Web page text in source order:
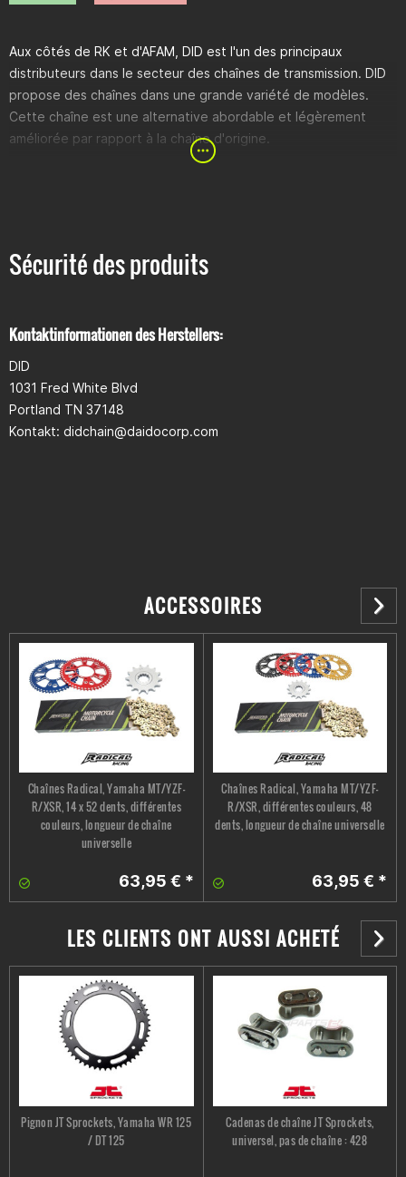
Aux côtés de RK et d'AFAM, DID est l'un des principaux
distributeurs dans le secteur des chaînes de transmission. DID
propose des chaînes dans une grande variété de modèles.
Cette chaîne est une alternative abordable et légèrement
améliorée par rapport à la chaîne d'origine.
Autonomie: 100 km de plus que la chaîne standard (selon
DID)
Longueurs disponibles (maillons)
132
134
138
Sécurité des produits
Kontaktinformationen des Herstellers:
DID
1031 Fred White Blvd
Portland TN 37148
Kontakt: didchain@daidocorp.com
ACCESSOIRES
Chaînes Radical, Yamaha MT/YZF-
R/XSR, 14 x 52 dents, différentes
couleurs, longueur de chaîne
universelle
63,95 € *
Chaînes Radical, Yamaha MT/YZF-
R/XSR, différentes couleurs, 48
dents, longueur de chaîne universelle
63,95 € *
LES CLIENTS ONT AUSSI ACHETÉ
Pignon JT Sprockets, Yamaha WR 125
/ DT 125
Cadenas de chaîne JT Sprockets,
universel, pas de chaîne : 428